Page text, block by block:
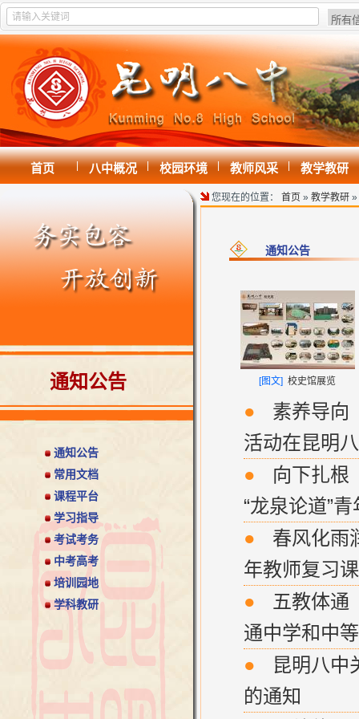
首页 | 八中概况 | 校园环境 | 教师风采 | 教学教研
通知公告
通知公告
常用文档
课程平台
学习指导
考试考务
中考高考
培训园地
学科教研
您现在的位置： 首页 » 教学教研 »
通知公告
[图文] 校史馆展览
● 素养导向
活动在昆明
● 向下扎根
“龙泉论道”
● 春风化雨
年教师复习
● 五教体通
通中学和中
● 昆明八中
的通知